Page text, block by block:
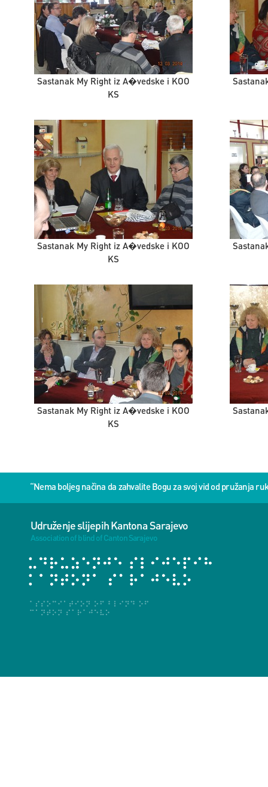
Sastanak My Right iz A�vedske i KOO
KS
Sastanak My Right iz A�vedske i KOO
KS
Sastanak My Right iz A�vedske i KOO
KS
“Nema boljeg načina da zahvalite Bogu za svoj vid od pružanja
Udruženje slijepih Kantona Sarajevo
Association of blind of Canton Sarajevo